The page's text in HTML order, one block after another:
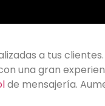
a tus
una gran
de mensajería.